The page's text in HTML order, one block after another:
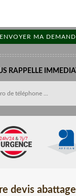
RAPPELLE
devis